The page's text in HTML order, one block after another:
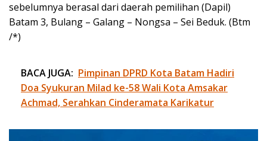
sebelumnya berasal dari daerah pemilihan (Dapil)
Batam 3, Bulang – Galang – Nongsa – Sei Beduk. (Btm
/*)
BACA JUGA: Pimpinan DPRD Kota Batam Hadiri
Doa Syukuran Milad ke-58 Wali Kota Amsakar
Achmad, Serahkan Cinderamata Karikatur